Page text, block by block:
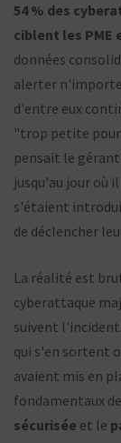
54 % des
ciblent les
données
alerter
d'entre eux
"trop petite pour
pensait le
jusqu'au jour où
s'étaient
de déclencher
La réalité est
cyberattaque
suivent
qui s'en sortent
avaient mis en
fondamentaux
sécurisée et le